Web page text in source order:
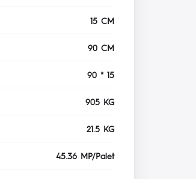
15 CM
90 CM
90 * 15
905 KG
21.5 KG
45.36 MP/Palet